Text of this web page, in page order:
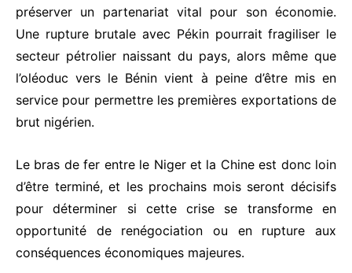
préserver un partenariat vital pour son économie.
Une rupture brutale avec Pékin pourrait fragiliser le
secteur pétrolier naissant du pays, alors même que
l’oléoduc vers le Bénin vient à peine d’être mis en
service pour permettre les premières exportations de
brut nigérien.
Le bras de fer entre le Niger et la Chine est donc loin
d’être terminé, et les prochains mois seront décisifs
pour déterminer si cette crise se transforme en
opportunité de renégociation ou en rupture aux
conséquences économiques majeures.